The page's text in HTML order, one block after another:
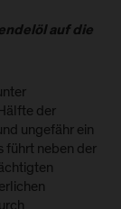
auf die
der
ungefähr ein
führt neben der